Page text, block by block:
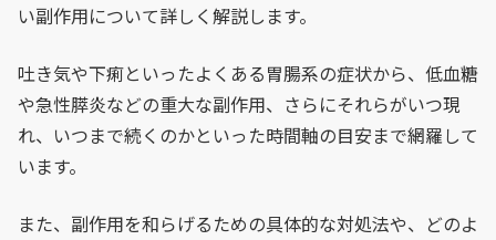
い副作用について詳しく解説します。
吐き気や下痢といったよくある胃腸系の症状から、低血糖
や急性膵炎などの重大な副作用、さらにそれらがいつ現
れ、いつまで続くのかといった時間軸の目安まで網羅して
います。
また、副作用を和らげるための具体的な対処法や、どのよ